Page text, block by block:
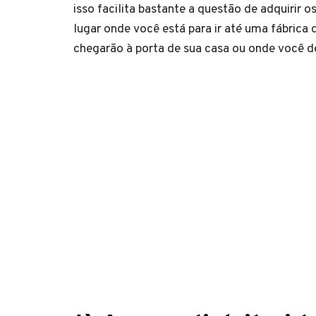
isso facilita bastante a questão de adquirir
lugar onde você está para ir até uma
chegarão à porta de sua casa ou onde você